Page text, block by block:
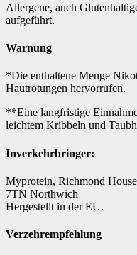
Allergene, auch
aufgeführt.
Warnung
*Die enthaltene Menge
Hautrötungen hervorrufen.
**Eine langfristige
leichtem Kribbeln und
Inverkehrbringer:
Myprotein, Richmond
7TN Northwich
Hergestellt in der EU.
Verzehrempfehlung